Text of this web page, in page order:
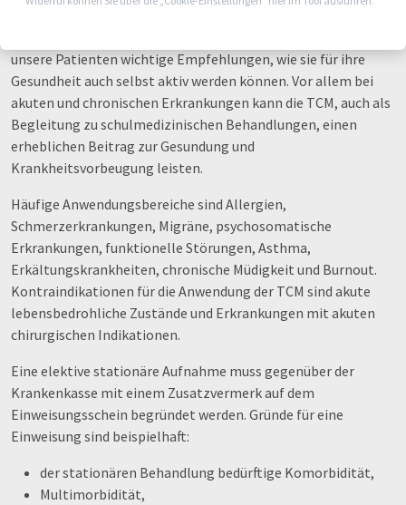
unsere Patienten wichtige Empfehlungen, wie sie für ihre
Gesundheit auch selbst aktiv werden können. Vor allem bei
akuten und chronischen Erkrankungen kann die TCM, auch als
Begleitung zu schulmedizinischen Behandlungen, einen
erheblichen Beitrag zur Gesundung und
Krankheitsvorbeugung leisten.
Häufige Anwendungsbereiche sind Allergien,
Schmerzerkrankungen, Migräne, psychosomatische
Erkrankungen, funktionelle Störungen, Asthma,
Erkältungskrankheiten, chronische Müdigkeit und Burnout.
Kontraindikationen für die Anwendung der TCM sind akute
lebensbedrohliche Zustände und Erkrankungen mit akuten
chirurgischen Indikationen.
Eine elektive stationäre Aufnahme muss gegenüber der
Krankenkasse mit einem Zusatzvermerk auf dem
Einweisungsschein begründet werden. Gründe für eine
Einweisung sind beispielhaft:
der stationären Behandlung bedürftige Komorbidität,
Multimorbidität,